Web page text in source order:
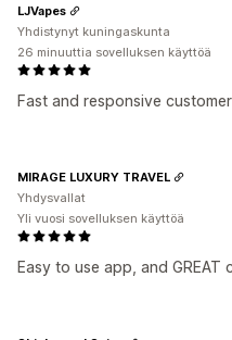
Fast and responsive
LJVapes
Yhdistynyt kuningaskunta
26 minuuttia sovelluksen käyttöä
Easy to use app, and GREAT
MIRAGE LUXURY TRAVEL
Yhdysvallat
Yli vuosi sovelluksen käyttöä